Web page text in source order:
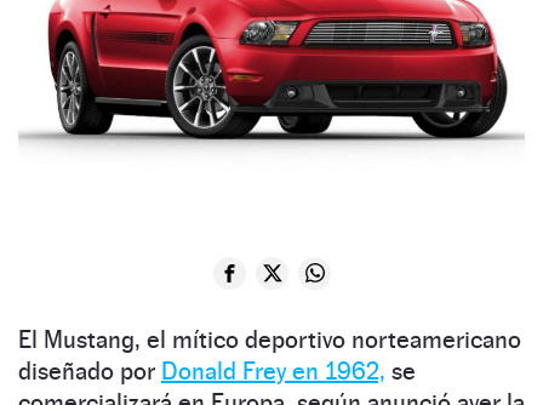
El Mustang, el mítico deportivo norteamericano
diseñado por Donald Frey en 1962, se